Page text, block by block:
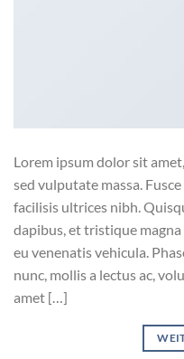
Lorem ipsum dolor sit
sed vulputate massa.
facilisis ultrices nibh.
dapibus, et tristique
eu venenatis vehicula.
nunc, mollis a lectus ac,
amet […]